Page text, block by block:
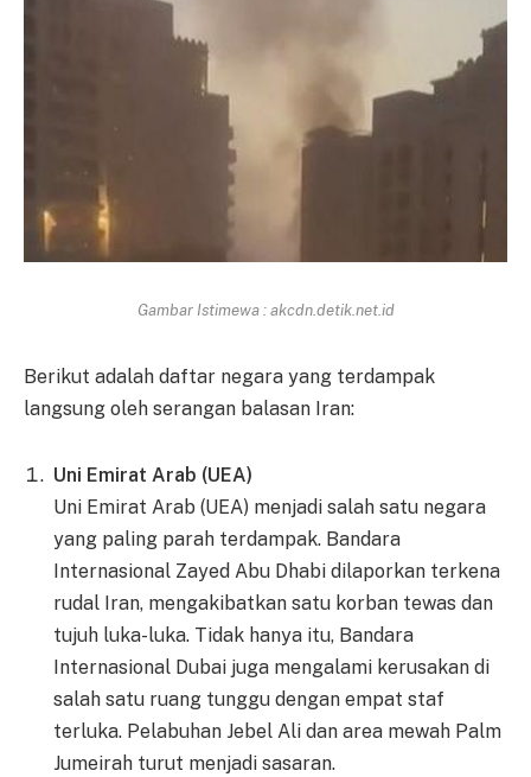
Gambar Istimewa : akcdn.detik.net.id
Berikut adalah daftar negara yang terdampak
langsung oleh serangan balasan Iran:
Uni Emirat Arab (UEA)
Uni Emirat Arab (UEA) menjadi salah satu negara
yang paling parah terdampak. Bandara
Internasional Zayed Abu Dhabi dilaporkan terkena
rudal Iran, mengakibatkan satu korban tewas dan
tujuh luka-luka. Tidak hanya itu, Bandara
Internasional Dubai juga mengalami kerusakan di
salah satu ruang tunggu dengan empat staf
terluka. Pelabuhan Jebel Ali dan area mewah Palm
Jumeirah turut menjadi sasaran.